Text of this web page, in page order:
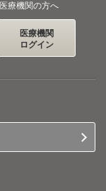
医療機関の方へ
医療機関
ログイン